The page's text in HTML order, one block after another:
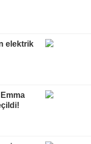
elektrik